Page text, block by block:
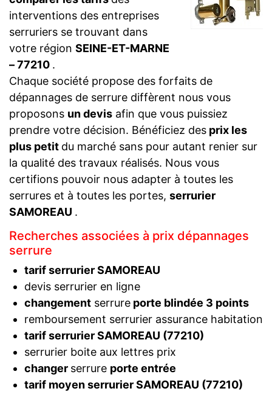
interventions des entreprises
serruriers se trouvant dans
votre région SEINE-ET-MARNE
– 77210 .
Chaque société propose des forfaits de
dépannages de serrure diffèrent nous vous
proposons un devis afin que vous puissiez
prendre votre décision. Bénéficiez des prix les
plus petit du marché sans pour autant renier sur
la qualité des travaux réalisés. Nous vous
certifions pouvoir nous adapter à toutes les
serrures et à toutes les portes, serrurier
SAMOREAU .
Recherches associées à prix dépannages
serrure
tarif serrurier SAMOREAU
devis serrurier en ligne
changementserrureporte blindée 3 points
remboursement serrurier assurance habitation
tarif serrurier SAMOREAU (77210)
serrurier boite aux lettres prix
changer serrure porte entrée
tarif moyen serrurier SAMOREAU (77210)